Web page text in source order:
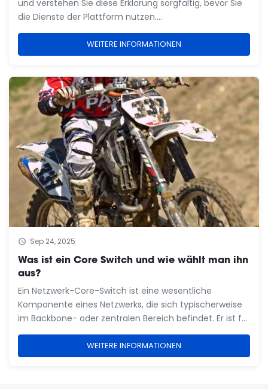
und verstehen Sie diese Erklärung sorgfältig, bevor Sie
die Dienste der Plattform nutzen.
Haftungsbeschränkung Wir sind im Rahmen des
Gesetzes für die Inhalte unserer eigenen Uploads
verantwortlich; wir sind nicht verantwortlich für
WEITERE INFORMATIONEN
Sep 24, 2025
Was ist ein Core Switch und wie wählt man ihn
aus?
Ein Netzwerk-Core-Switch ist eine wesentliche
Komponente eines Netzwerks, die sich typischerweise
im Backbone- oder zentralen Bereich befindet. Er ist für
die Datenübertragung mit hoher Kapazität
verantwortlich und spielt eine entscheidende Rolle für
den reibungslosen Betrieb des Netzwerks. Als ...
WEITERE INFORMATIONEN